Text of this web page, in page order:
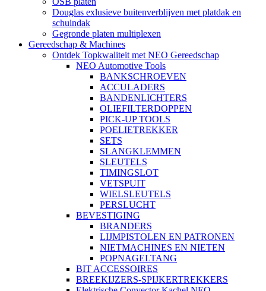
Douglas exlusieve buitenverblijven met platdak en
schuindak
Gegronde platen multiplexen
Gereedschap & Machines
Ontdek Topkwaliteit met NEO Gereedschap
NEO Automotive Tools
BANKSCHROEVEN
ACCULADERS
BANDENLICHTERS
OLIEFILTERDOPPEN
PICK-UP TOOLS
POELIETREKKER
SETS
SLANGKLEMMEN
SLEUTELS
TIMINGSLOT
VETSPUIT
WIELSLEUTELS
PERSLUCHT
BEVESTIGING
BRANDERS
LIJMPISTOLEN EN PATRONEN
NIETMACHINES EN NIETEN
POPNAGELTANG
BIT ACCESSOIRES
BREEKIJZERS-SPIJKERTREKKERS